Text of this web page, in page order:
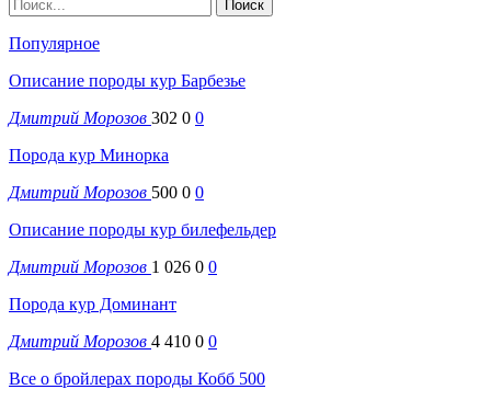
Популярное
Описание породы кур Барбезье
Дмитрий Морозов 302 0 0
Порода кур Минорка
Дмитрий Морозов 500 0 0
Описание породы кур билефельдер
Дмитрий Морозов 1 026 0 0
Порода кур Доминант
Дмитрий Морозов 4 410 0 0
Все о бройлерах породы Кобб 500